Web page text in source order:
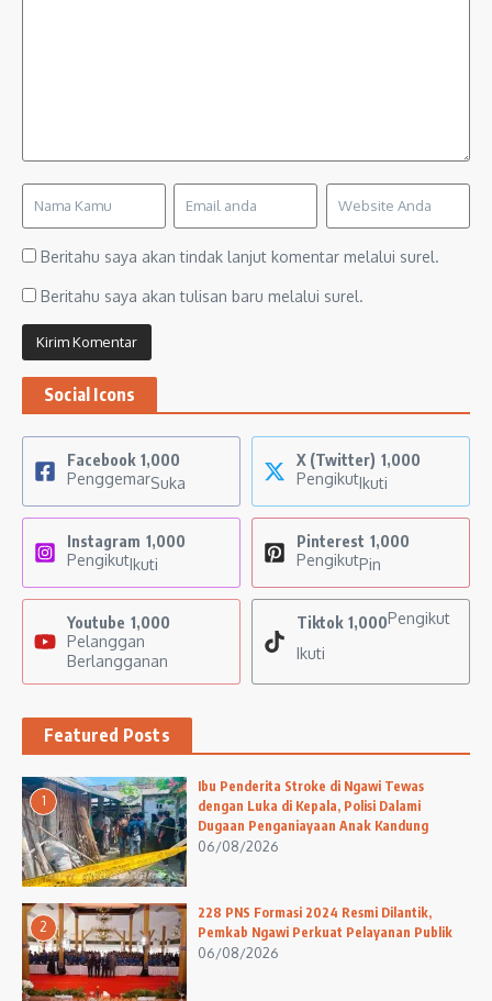
Beritahu saya akan tindak lanjut komentar melalui surel.
Beritahu saya akan tulisan baru melalui surel.
Social Icons
Facebook 1,000
PenggemarSuka
X (Twitter) 1,000
PengikutIkuti
Instagram 1,000
PengikutIkuti
Pinterest 1,000
PengikutPin
Youtube 1,000
Pelanggan
Berlangganan
Tiktok 1,000Pengikut
Ikuti
Featured Posts
1
Ibu Penderita Stroke di Ngawi Tewas
dengan Luka di Kepala, Polisi Dalami
Dugaan Penganiayaan Anak Kandung
06/08/2026
2
228 PNS Formasi 2024 Resmi Dilantik,
Pemkab Ngawi Perkuat Pelayanan Publik
06/08/2026